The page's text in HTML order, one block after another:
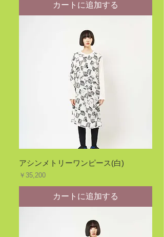
カートに追加する
アシンメトリーワンピース(白)
価格
￥35,200
カートに追加する